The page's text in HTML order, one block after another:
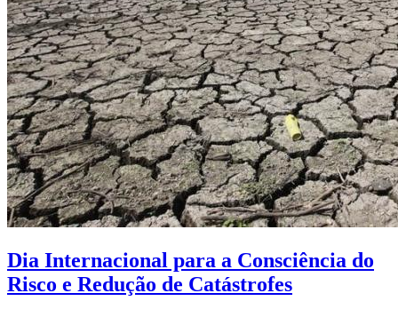
Dia Internacional para a Consciência do
Risco e Redução de Catástrofes